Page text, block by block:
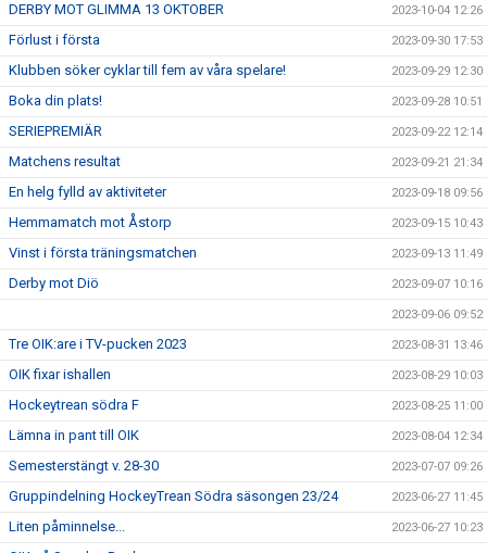
DERBY MOT GLIMMA 13 OKTOBER 2023-10-04 12:26
Förlust i första 2023-09-30 17:53
Klubben söker cyklar till fem av våra spelare! 2023-09-29 12:30
Boka din plats! 2023-09-28 10:51
SERIEPREMIÄR 2023-09-22 12:14
Matchens resultat 2023-09-21 21:34
En helg fylld av aktiviteter 2023-09-18 09:56
Hemmamatch mot Åstorp 2023-09-15 10:43
Vinst i första träningsmatchen 2023-09-13 11:49
Derby mot Diö 2023-09-07 10:16
2023-09-06 09:52
Tre OIK:are i TV-pucken 2023 2023-08-31 13:46
OIK fixar ishallen 2023-08-29 10:03
Hockeytrean södra F 2023-08-25 11:00
Lämna in pant till OIK 2023-08-04 12:34
Semesterstängt v. 28-30 2023-07-07 09:26
Gruppindelning HockeyTrean Södra säsongen 23/24 2023-06-27 11:45
Liten påminnelse... 2023-06-27 10:23